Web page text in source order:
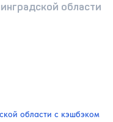
области
области с кэшбэком